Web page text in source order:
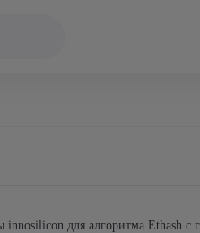
для алгоритма Ethash с